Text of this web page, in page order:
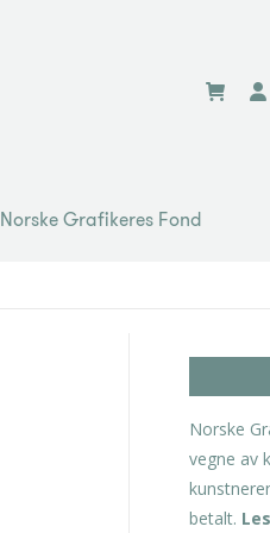
Norske Grafikeres Fond
Norske
vegne av
betalt.